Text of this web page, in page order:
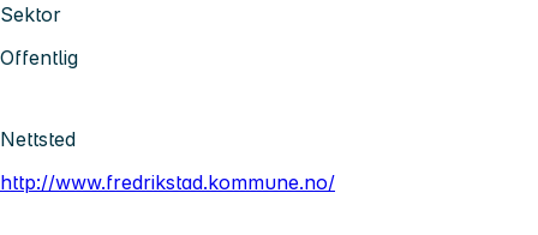
Sektor
Offentlig
Nettsted
http://www.fredrikstad.kommune.no/